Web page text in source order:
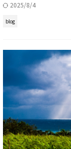
2025/8/4
blog